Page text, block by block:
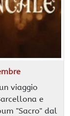
viaggio
e
"Sacro" dal